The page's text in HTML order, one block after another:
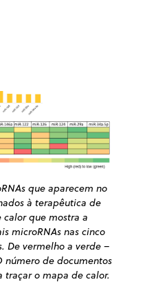
que aparecem no
à terapêutica de
que mostra a
microRNAs nas cinco
De vermelho a verde –
número de documentos
o mapa de calor.